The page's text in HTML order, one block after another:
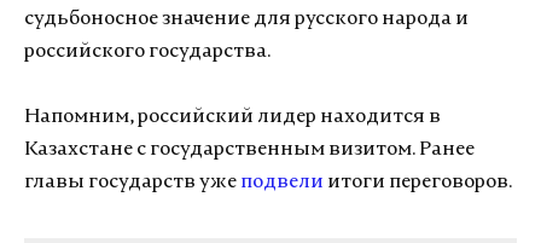
судьбоносное значение для русского народа и
российского государства.
Напомним, российский лидер находится в
Казахстане с государственным визитом. Ранее
главы государств уже подвели итоги переговоров.